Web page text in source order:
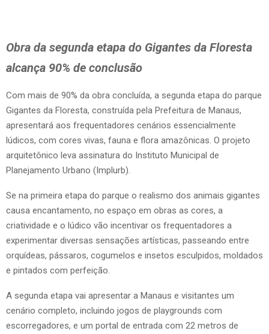
Obra da segunda etapa do Gigantes da Floresta
alcança 90% de conclusão
Com mais de 90% da obra concluída, a segunda etapa do parque
Gigantes da Floresta, construída pela Prefeitura de Manaus,
apresentará aos frequentadores cenários essencialmente
lúdicos, com cores vivas, fauna e flora amazônicas. O projeto
arquitetônico leva assinatura do Instituto Municipal de
Planejamento Urbano (Implurb).
Se na primeira etapa do parque o realismo dos animais gigantes
causa encantamento, no espaço em obras as cores, a
criatividade e o lúdico vão incentivar os frequentadores a
experimentar diversas sensações artísticas, passeando entre
orquídeas, pássaros, cogumelos e insetos esculpidos, moldados
e pintados com perfeição.
A segunda etapa vai apresentar a Manaus e visitantes um
cenário completo, incluindo jogos de playgrounds com
escorregadores, e um portal de entrada com 22 metros de